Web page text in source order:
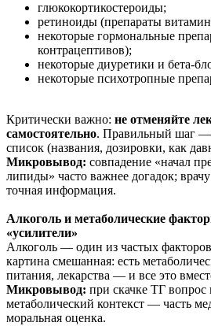
глюкокортикостероиды;
ретиноиды (препараты
некоторые гормональные
контрацептивов);
некоторые диуретики и бета-
некоторые психотропные
Критически важно: не отменяйте
самостоятельно. Правильный шаг —
список (названия, дозировки, как
Микровывод: совпадение «начал
липиды» часто важнее догадок;
точная информация.
Алкоголь и метаболические
«усилители»
Алкоголь — один из частых
картина смешанная: есть
питания, лекарства — и все это
Микровывод: при скачке ТГ
метаболический контекст — часть
моральная оценка.